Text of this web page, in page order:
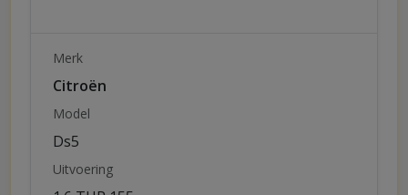
Merk
Citroën
Model
Ds5
Uitvoering